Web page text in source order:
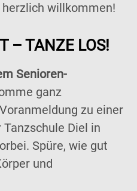
herzlich willkommen!
– TANZE LOS!
Senioren-
ganz
zu einer
Tanzschule Diel in
Spüre, wie gut
und